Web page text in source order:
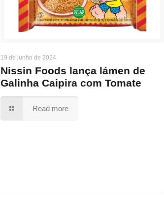
19 de junho de 2024
Nissin Foods lança lámen de
Galinha Caipira com Tomate
Read more